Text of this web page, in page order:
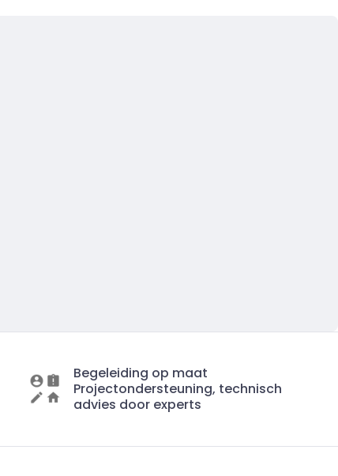
Begeleiding op maat
Projectondersteuning, technisch
advies door experts